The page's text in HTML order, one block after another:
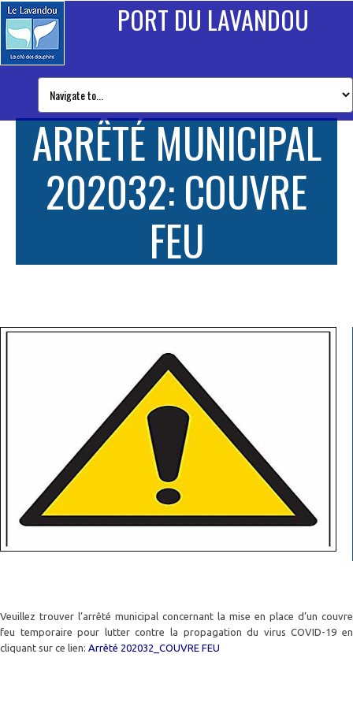
PORT DU LAVANDOU
ARRÊTÉ MUNICIPAL
202032: COUVRE
FEU
Veuillez trouver l’arrêté municipal concernant la mise en place d’un couvre
feu temporaire pour lutter contre la propagation du virus COVID-19 en
cliquant sur ce lien: Arrêté 202032_COUVRE FEU